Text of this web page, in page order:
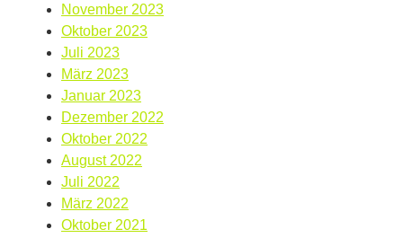
November 2023
Oktober 2023
Juli 2023
März 2023
Januar 2023
Dezember 2022
Oktober 2022
August 2022
Juli 2022
März 2022
Oktober 2021